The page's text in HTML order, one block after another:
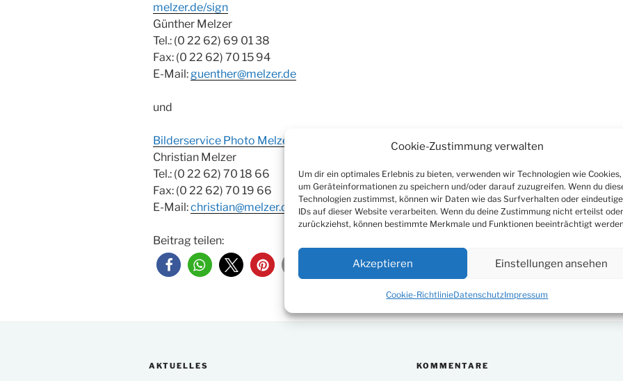
Cookie-Zustimmung verwalten
Um dir ein optimales Erlebnis zu bieten, verwenden wir Technologien wie Cookies,
um Geräteinformationen zu speichern und/oder darauf zuzugreifen. Wenn du
Technologien zustimmst, können wir Daten wie das Surfverhalten oder eindeutige
IDs auf dieser Website verarbeiten. Wenn du deine Zustimmung nicht erteilst oder
zurückziehst, können bestimmte Merkmale und Funktionen beeinträchtigt
Akzeptieren Einstellungen ansehen
Cookie-RichtlinieDatenschutzImpressum
melzer.de/sign
Günther Melzer
Tel.: (0 22 62) 69 01 38
Fax: (0 22 62) 70 15 94
E-Mail:guenther@melzer.de
und
Bilderservice Photo Melzer
Christian Melzer
Tel.: (0 22 62) 70 18 66
Fax: (0 22 62) 70 19 66
E-Mail:christian@melzer.de
Beitrag teilen:
AKTUELLES KOMMENTARE